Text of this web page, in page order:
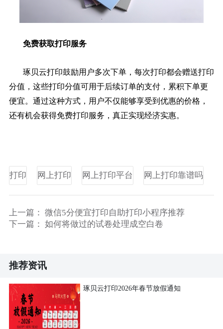
免费获取打印服务
琢贝云打印鼓励用户多次下单，每次打印都会赠送打印
分值，这些打印分值可用于后续订单的支付，累积下单更
便宜。通过这种方式，用户不仅能够享受到优惠的价格，
还有机会获得免费打印服务，真正实现经济实惠。
打印 网上打印 网上打印平台 网上打印靠谱吗
上一篇： 微信5分便宜打印自助打印小程序推荐
下一篇： 如何将做过的试卷处理成空白卷
推荐资讯
琢贝云打印2026年春节放假通知